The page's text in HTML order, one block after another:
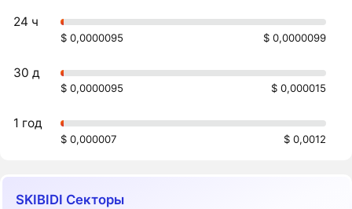
24 ч
$ 0,0000095 $ 0,0000099
30 д
$ 0,0000095 $ 0,000015
1 год
$ 0,000007 $ 0,0012
SKIBIDI Секторы